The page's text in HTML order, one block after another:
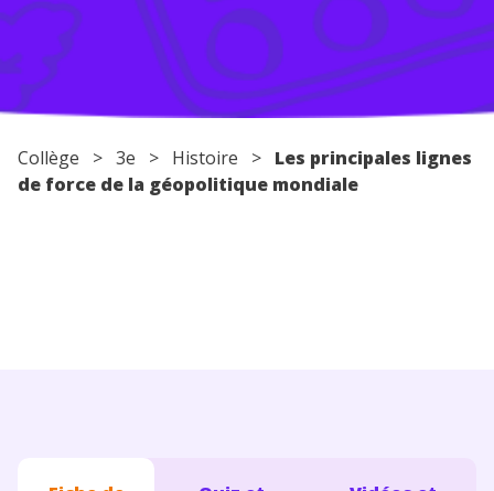
Conseils pour les parents
Collège > 3e > Histoire > Les principales lignes
de force de la géopolitique mondiale